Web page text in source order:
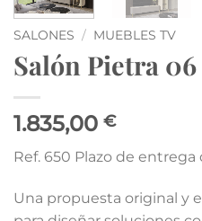
SALONES / MUEBLES TV
Salón Pietra 06
1.835,00 €
Ref. 650 Plazo de entrega
Una propuesta original y